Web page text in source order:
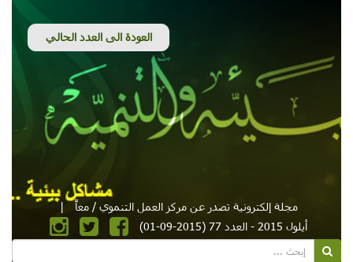
مجلة إلكترونية تصدر عن مركز العمل التنموي / معاً
|
أيلول 2015 - العدد 77 (2015-09-01)